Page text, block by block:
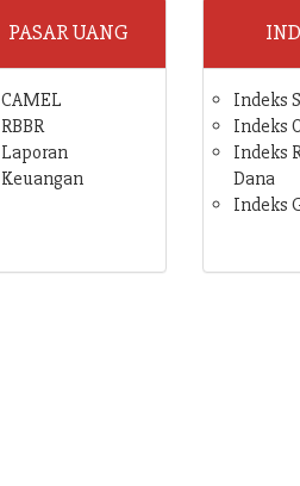
PASAR UANG
CAMEL
RBBR
Laporan
Keuangan
Indeks
Indeks
Indeks
Dana
Indeks